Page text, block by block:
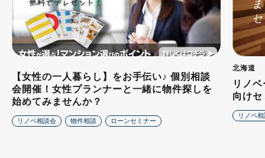
【女性の一人暮らし】をお手伝い♪ 個別相談
会開催！女性プランナーと一緒に物件探しを
始めてみませんか？
リノベ相談会 物件相談 ローンセミナー
北海道
リノ
向け
リノベ